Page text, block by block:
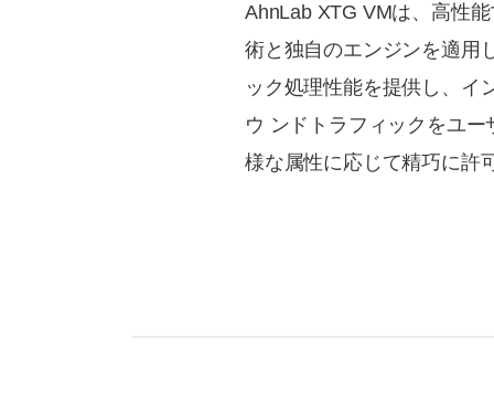
AhnLab XTG VMは、高性
術と独自のエンジンを適用
ック処理性能を提供し、イ
ウ ンドトラフィックをユ
様な属性に応じて精巧に許